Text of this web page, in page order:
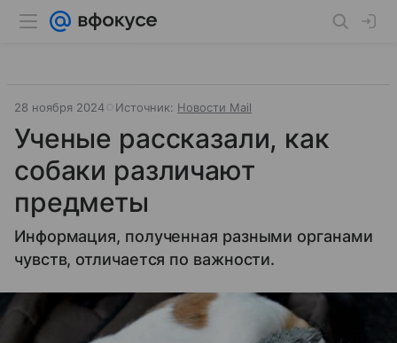
28 ноября 2024 Источник: Новости Mail
Ученые рассказали, как
собаки различают
предметы
Информация, полученная разными органами
чувств, отличается по важности.